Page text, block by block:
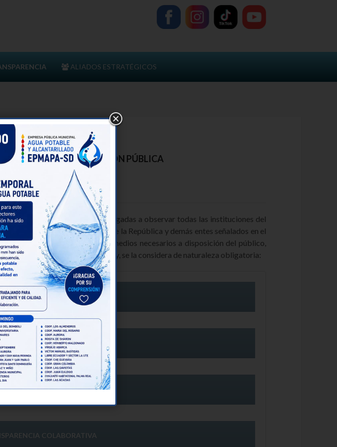
ALIADOS ESTRATÉGICOS
A LA INFORMACIÓN PÚBLICA
2026
administrativa que están obligadas a observar todas las instituciones del
de la Constitución Política de la República y demás entes señalados en el
página web, así como de los medios necesarios a disposición del público,
que para efectos de esta Ley, se la considera de naturaleza obligatoria:
ACTIVA
PASIVA
FOCALIZADA
COLABORATIVA